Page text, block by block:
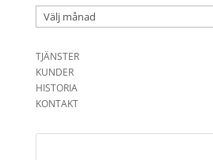
Arkiv
TJÄNSTER
KUNDER
HISTORIA
KONTAKT